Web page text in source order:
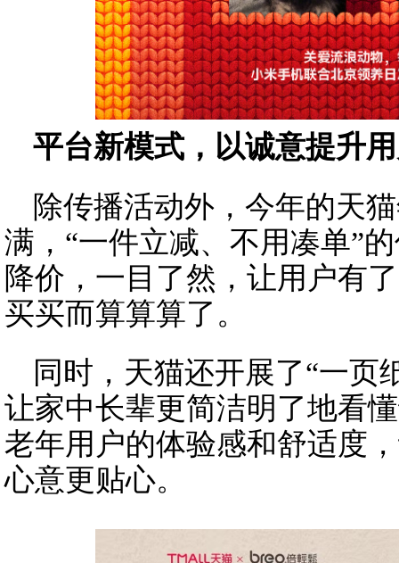
平台新模式，以诚意提升
除传播活动外，今年的天
满，“一件立减、不用凑单”
降价，一目了然，让用户有
买买而算算算了。
同时，天猫还开展了“一页
让家中长辈更简洁明了地看
老年用户的体验感和舒适度
心意更贴心。